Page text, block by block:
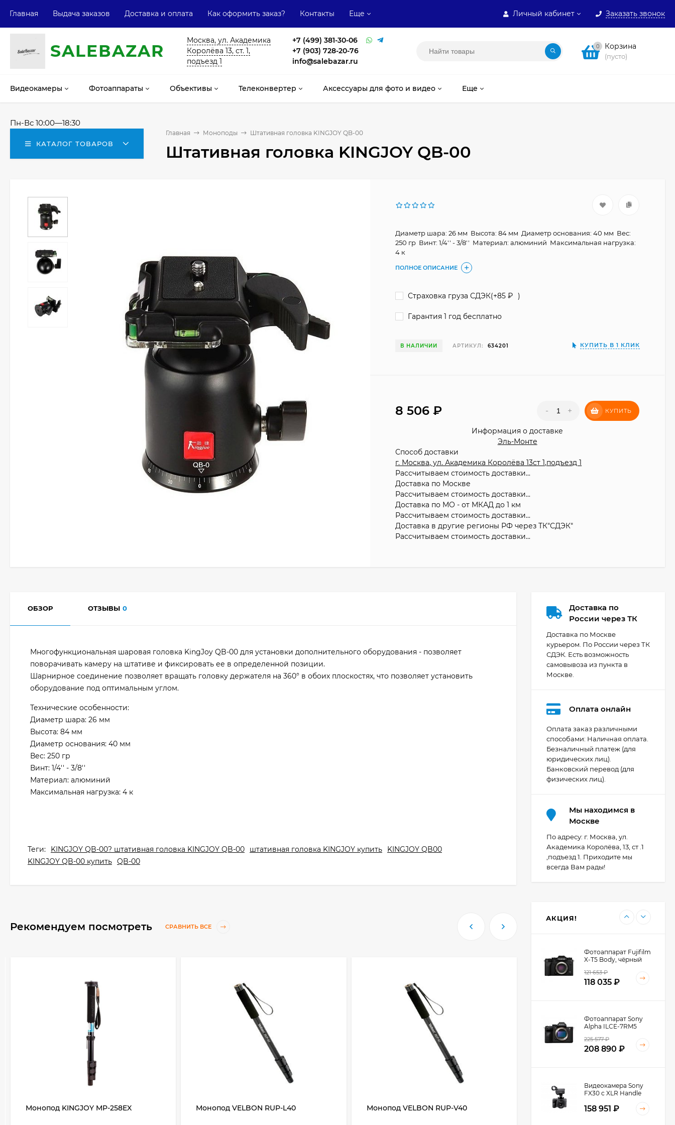
Личный кабинет Заказать звонок
Главная Выдача заказов Доставка и оплата Как оформить заказ? Контакты Еще
SALEВAZAR
Москва, ул. Академика
Королёва 13, ст. 1,
подъезд 1
+7 (499) 381-30-06
+7 (903) 728-20-76
info@salebazar.ru
0 Корзина
(пусто)
Видеокамеры Фотоаппараты Объективы Телеконвертер Аксессуары для фото и видео Еще
Пн-Вс 10:00—18:30
КАТАЛОГ ТОВАРОВ
Главная Моноподы Штативная головка KINGJOY QB-00
Штативная головка KINGJOY QB-00
Диаметр шара: 26 мм Высота: 84 мм Диаметр основания: 40 мм Вес:
250 гр Винт: 1/4'' - 3/8'' Материал: алюминий Максимальная нагрузка:
4 к
ПОЛНОЕ ОПИСАНИЕ
Страховка груза СДЭК(+85 ₽)
Гарантия 1 год бесплатно
В НАЛИЧИИ АРТИКУЛ: 634201 КУПИТЬ В 1 КЛИК
8 506 - + КУПИТЬ
Информация о доставке
Эль-Монте
Способ доставки
г. Москва, ул. Академика Королёва 13ст 1,подъезд 1
Рассчитываем стоимость доставки...
Доставка по Москве
Рассчитываем стоимость доставки...
Доставка по МО - от МКАД до 1 км
Рассчитываем стоимость доставки...
Доставка в другие регионы РФ через ТК"СДЭК"
Рассчитываем стоимость доставки...
ОБЗОР ОТЗЫВЫ 0
Многофункциональная шаровая головка KingJoy QB-00 для установки дополнительного оборудования - позволяет
поворачивать камеру на штативе и фиксировать ее в определенной позиции.
Шарнирное соединение позволяет вращать головку держателя на 360° в обоих плоскостях, что позволяет установить
оборудование под оптимальным углом.
Технические особенности:
Диаметр шара: 26 мм
Высота: 84 мм
Диаметр основания: 40 мм
Вес: 250 гр
Винт: 1/4'' - 3/8''
Материал: алюминий
Максимальная нагрузка: 4 к
Теги: KINGJOY QB-00? штативная головка KINGJOY QB-00 штативная головка KINGJOY купить
KINGJOY QB00
KINGJOY QB-00 купить QB-00
Рекомендуем посмотреть СРАВНИТЬ ВСЕ
Монопод KINGJOY MP-258EX Монопод VELBON RUP-L40 Монопод VELBON RUP-V40 Штативная головка KINGJOY VT-1510
Доставка по
России через ТК
Доставка по Москве
курьером. По России через ТК
СДЭК. Есть возможность
самовывоза из пункта в
Москве.
Оплата онлайн
Оплата заказ различными
способами: Наличная оплата.
Безналичный платеж (для
юридических лиц).
Банковский перевод (для
физических лиц).
Мы находимся в
Москве
По адресу: г. Москва, ул.
Академика Королёва, 13, ст .1
,подъезд 1. Приходите мы
всегда Вам рады!
АКЦИЯ!
Видеокамера Canon
XA70, чёрный
207 436 ₽
Фотоаппарат Canon
PowerShot G7X Mark
III, серебристый
111 389 ₽
Фотоаппарат Fujifilm
X-T5 Body, чёрный
121 653
118 035
Фотоаппарат Sony
Alpha ILCE-7RM5
225 577
208 890
Видеокамера Sony
FX30 c XLR Handle
158 951